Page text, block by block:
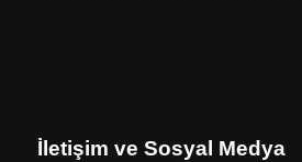
İletişim ve Sosyal Medya